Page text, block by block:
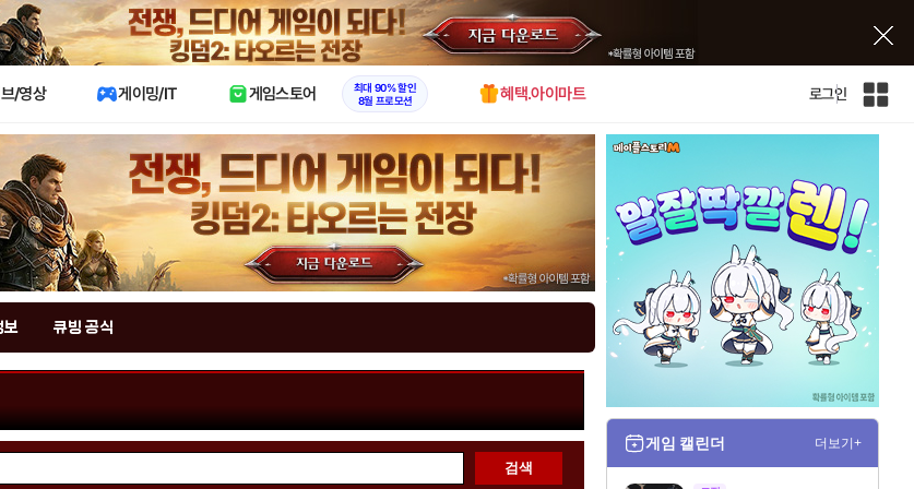
X
/영상 게이밍/IT 게임스토어
최대 90% 할인
8월 프로모션
혜택.아이마트 로그인
인
트
보 큐빙 공식
검색
게임 캘린더 더보기+